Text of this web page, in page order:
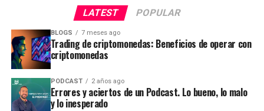
LATEST POPULAR
BLOGS 7 meses ago
Trading de criptomonedas: Beneficios de operar con
criptomonedas
PODCAST 2 años ago
Errores y aciertos de un Podcast. Lo bueno, lo malo
y lo inesperado